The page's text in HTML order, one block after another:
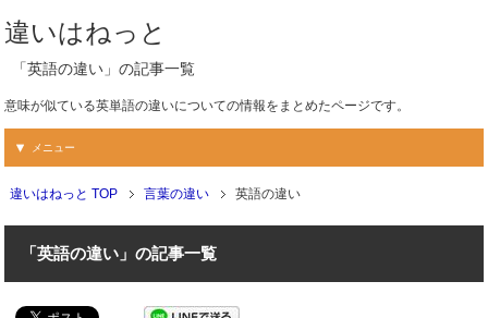
違いはねっと
「英語の違い」の記事一覧
意味が似ている英単語の違いについての情報をまとめたページです。
メニュー
違いはねっと TOP 言葉の違い 英語の違い
「英語の違い」の記事一覧